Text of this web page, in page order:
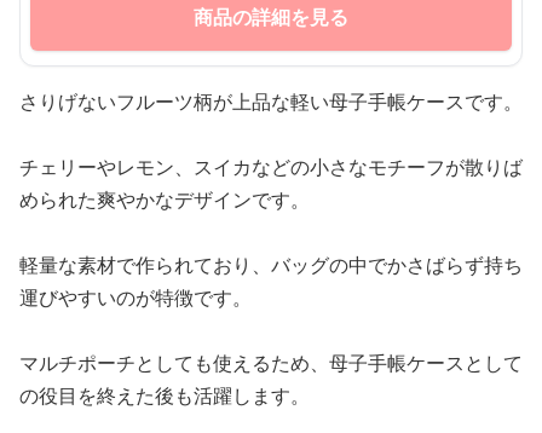
商品の詳細を見る
さりげないフルーツ柄が上品な軽い母子手帳ケースです。
チェリーやレモン、スイカなどの小さなモチーフが散りば
められた爽やかなデザインです。
軽量な素材で作られており、バッグの中でかさばらず持ち
運びやすいのが特徴です。
マルチポーチとしても使えるため、母子手帳ケースとして
の役目を終えた後も活躍します。